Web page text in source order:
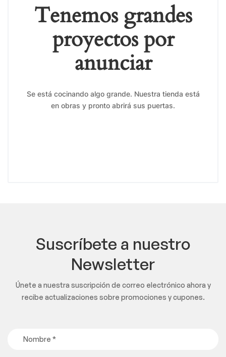
Tenemos grandes
proyectos por
anunciar
Se está cocinando algo grande. Nuestra tienda está
en obras y pronto abrirá sus puertas.
Suscríbete a nuestro
Newsletter
Únete a nuestra suscripción de correo electrónico ahora y
recibe actualizaciones sobre promociones y cupones.